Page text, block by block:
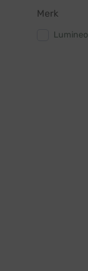
Merk
Lumineo